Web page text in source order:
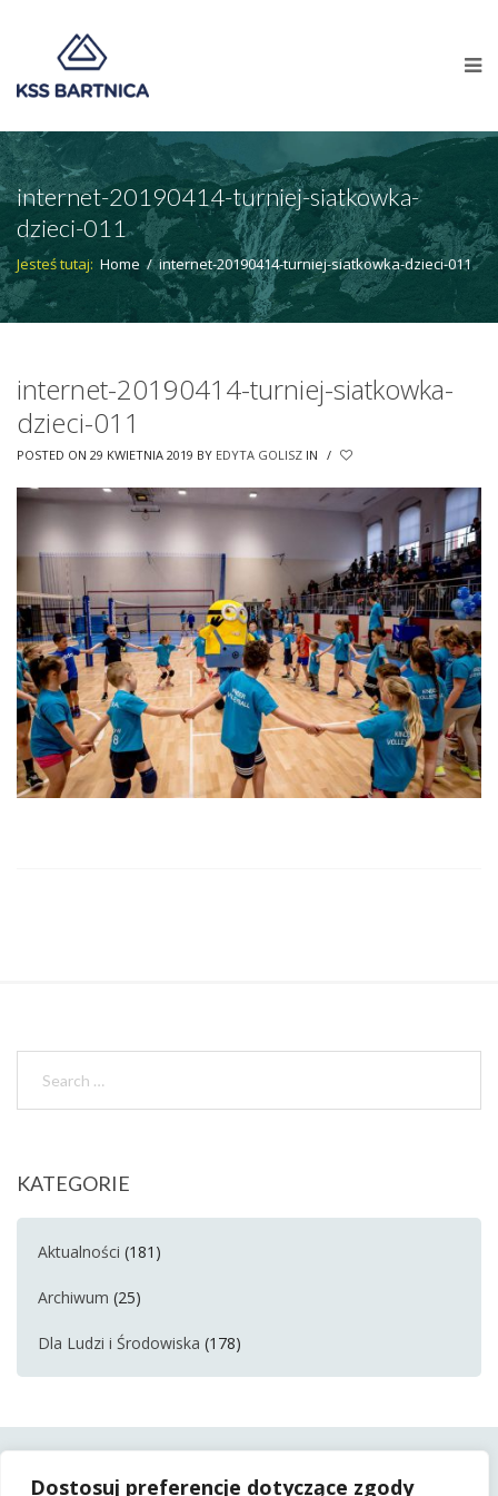
Dostosuj preferencje dotyczące zgody
internet-20190414-turniej-siatkowka-
dzieci-011
Jesteś tutaj: Home / internet-20190414-turniej-siatkowka-dzieci-011
internet-20190414-turniej-siatkowka-
dzieci-011
POSTED ON 29 KWIETNIA 2019 BY EDYTA GOLISZ IN /
KATEGORIE
Aktualności (181)
Archiwum (25)
Dla Ludzi i Środowiska (178)